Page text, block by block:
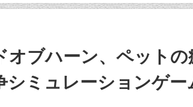
オブハーン、ペットの
シミュレーションゲー